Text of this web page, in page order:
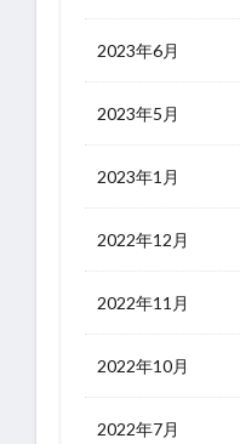
2023年6月
2023年5月
2023年1月
2022年12月
2022年11月
2022年10月
2022年7月